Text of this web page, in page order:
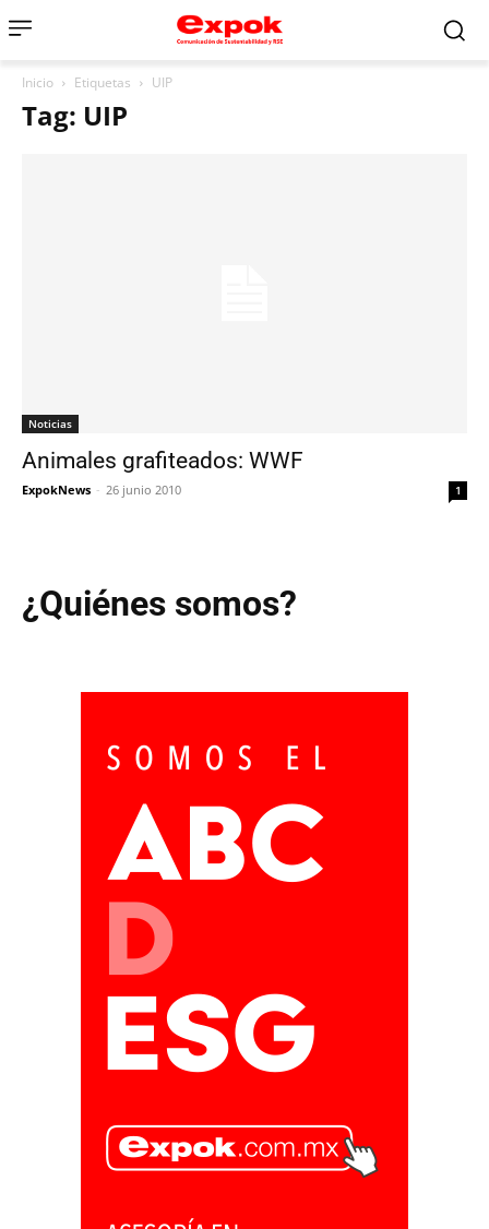
Inicio Etiquetas UIP
Tag: UIP
Noticias
Animales grafiteados: WWF
ExpokNews - 26 junio 2010 1
¿Quiénes somos?